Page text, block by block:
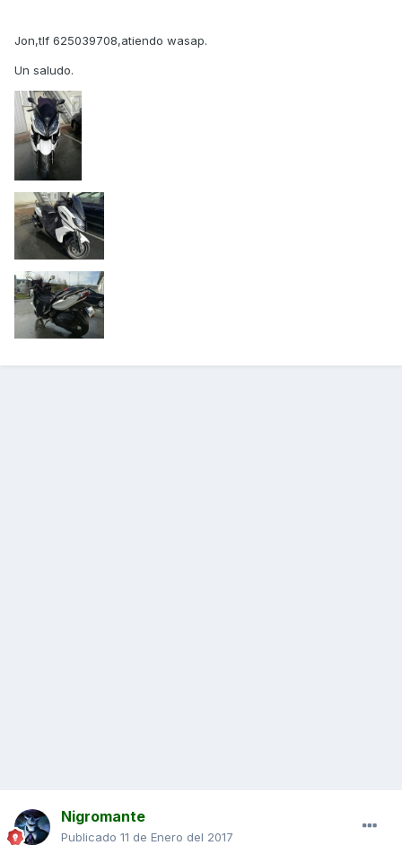
Jon,tlf 625039708,atiendo wasap.
Un saludo.
Nigromante
Publicado 11 de Enero del 2017